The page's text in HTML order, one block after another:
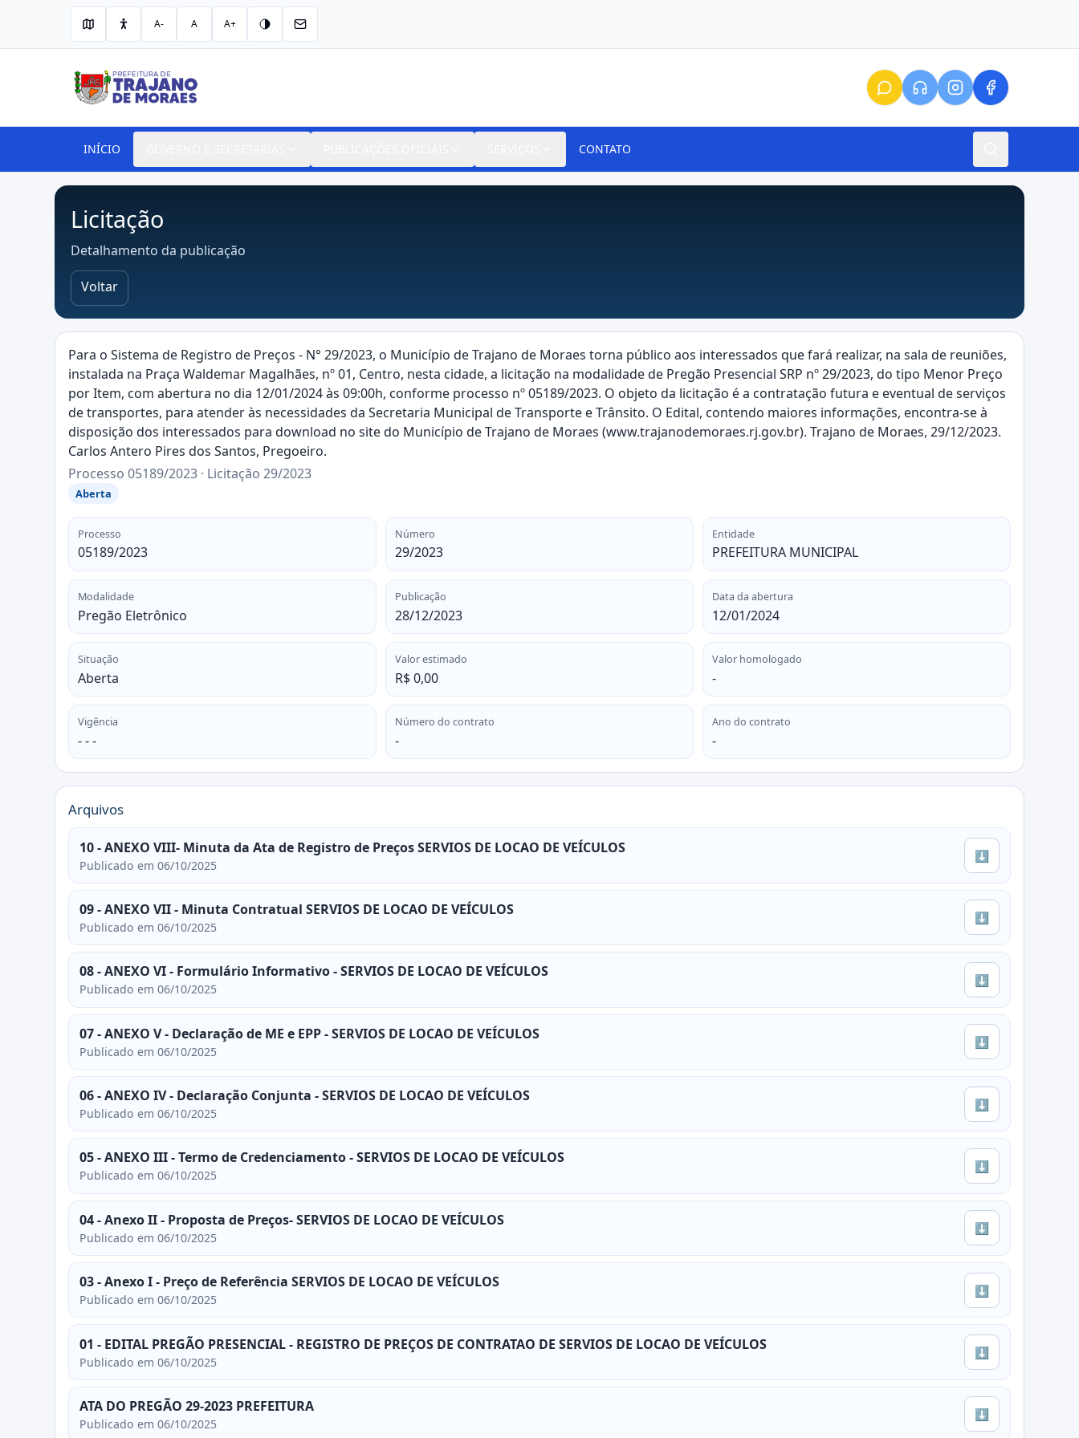
A- A A+
INÍCIO CONTATO
Licitação
Detalhamento da publicação
Voltar
Para o Sistema de Registro de Preços - N° 29/2023, o Município de Trajano de Moraes torna público aos interessados que fará realizar, na sala de reuniões,
instalada na Praça Waldemar Magalhães, nº 01, Centro, nesta cidade, a licitação na modalidade de Pregão Presencial SRP nº 29/2023, do tipo Menor Preço
por Item, com abertura no dia 12/01/2024 às 09:00h, conforme processo nº 05189/2023. O objeto da licitação é a contratação futura e eventual de serviços
de transportes, para atender às necessidades da Secretaria Municipal de Transporte e Trânsito. O Edital, contendo maiores informações, encontra-se à
disposição dos interessados para download no site do Município de Trajano de Moraes (www.trajanodemoraes.rj.gov.br). Trajano de Moraes, 29/12/2023.
Carlos Antero Pires dos Santos, Pregoeiro.
Processo 05189/2023 · Licitação 29/2023
Aberta
Processo
05189/2023
Número
29/2023
Entidade
PREFEITURA MUNICIPAL
Modalidade
Pregão Eletrônico
Publicação
28/12/2023
Data da abertura
12/01/2024
Situação
Aberta
Valor estimado
R$ 0,00
Valor homologado
-
Vigência
- - -
Número do contrato
-
Ano do contrato
-
Arquivos
10 - ANEXO VIII- Minuta da Ata de Registro de Preços SERVIOS DE LOCAO DE VEÍCULOS
Publicado em 06/10/2025
⬇
09 - ANEXO VII - Minuta Contratual SERVIOS DE LOCAO DE VEÍCULOS
Publicado em 06/10/2025
⬇
08 - ANEXO VI - Formulário Informativo - SERVIOS DE LOCAO DE VEÍCULOS
Publicado em 06/10/2025
⬇
07 - ANEXO V - Declaração de ME e EPP - SERVIOS DE LOCAO DE VEÍCULOS
Publicado em 06/10/2025
⬇
06 - ANEXO IV - Declaração Conjunta - SERVIOS DE LOCAO DE VEÍCULOS
Publicado em 06/10/2025
⬇
05 - ANEXO III - Termo de Credenciamento - SERVIOS DE LOCAO DE VEÍCULOS
Publicado em 06/10/2025
⬇
04 - Anexo II - Proposta de Preços- SERVIOS DE LOCAO DE VEÍCULOS
Publicado em 06/10/2025
⬇
03 - Anexo I - Preço de Referência SERVIOS DE LOCAO DE VEÍCULOS
Publicado em 06/10/2025
⬇
01 - EDITAL PREGÃO PRESENCIAL - REGISTRO DE PREÇOS DE CONTRATAO DE SERVIOS DE LOCAO DE VEÍCULOS
Publicado em 06/10/2025
⬇
ATA DO PREGÃO 29-2023 PREFEITURA
Publicado em 06/10/2025
⬇